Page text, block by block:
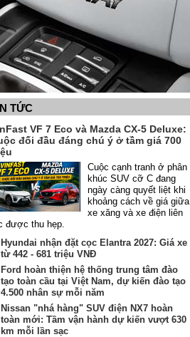
TỨC
VF 7 Eco và Mazda CX-5 Deluxe:
đối đầu đáng chú ý ở tầm giá 700
Cuộc cạnh tranh ở phân
khúc SUV cỡ C đang
ngày càng quyết liệt khi
khoảng cách về giá giữa
xe xăng và xe điện liên
được thu hẹp.
Hyundai nhận đặt cọc Elantra 2027: Giá xe
từ 442 - 681 triệu VNĐ
Ford hoàn thiện hệ thống trung tâm đào
tạo toàn cầu tại Việt Nam, dự kiến đào tạo
4.500 nhân sự mỗi năm
Nissan "nhá hàng" SUV điện NX7 hoàn
toàn mới: Tầm vận hành dự kiến vượt 630
km mỗi lần sạc